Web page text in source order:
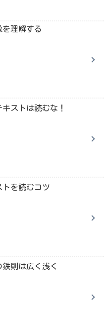
理解する
ストは読むな！
を読むコツ
則は広く浅く